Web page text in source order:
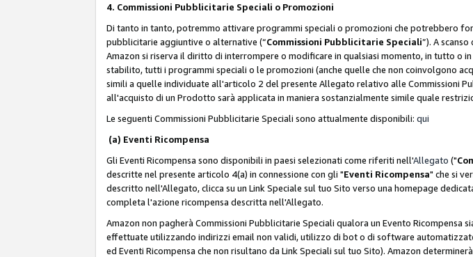
4. Commissioni Pubblicitarie Speciali o Promozioni
Di tanto in tanto, potremmo attivare programmi speciali o promozioni che potrebbero
pubblicitarie aggiuntive o alternative (“Commissioni Pubblicitarie Speciali”). A
Amazon si riserva il diritto di interrompere o modificare in qualsiasi momento, in tutto o
stabilito, tutti i programmi speciali o le promozioni (anche quelle che non coinvolgono
simili a quelle individuate all'articolo 2 del presente Allegato relativo alle Commissioni
all'acquisto di un Prodotto sarà applicata in maniera sostanzialmente simile quale
Le seguenti Commissioni Pubblicitarie Speciali sono attualmente disponibili: qui
(a) Eventi Ricompensa
Gli Eventi Ricompensa sono disponibili in paesi selezionati come riferiti nell'Allegato ("
descritte nel presente articolo 4(a) in connessione con gli "Eventi Ricompensa" che si
descritto nell'Allegato, clicca su un Link Speciale sul tuo Sito verso una homepage
completa l'azione ricompensa descritta nell'Allegato.
Amazon non pagherà Commissioni Pubblicitarie Speciali qualora un Evento
effettuate utilizzando indirizzi email non validi, utilizzo di bot o di software
ed Eventi Ricompensa che non risultano da Link Speciali sul tuo Sito). Amazon